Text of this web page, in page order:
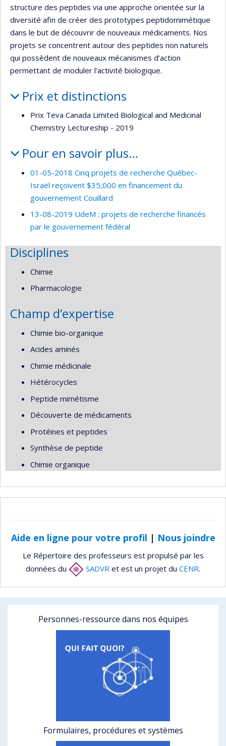
structure des peptides via une approche orientée sur la
diversité afin de créer des prototypes peptidomimétique
dans le but de découvrir de nouveaux médicaments. Nos
projets se concentrent autour des peptides non naturels
qui possèdent de nouveaux mécanismes d’action
permettant de moduler l’activité biologique.
Prix et distinctions
Prix Teva Canada Limited Biological and Medicinal
Chemistry Lectureship - 2019
Pour en savoir plus…
01-05-2018 Cinq projets de recherche Québec-
Israël reçoivent $35,000 en financement du
gouvernement Couillard
13-08-2019 UdeM : projets de recherche financés
par le gouvernement fédéral
Disciplines
Chimie
Pharmacologie
Champ d’expertise
Chimie bio-organique
Acides aminés
Chimie médicinale
Hétérocycles
Peptide mimétisme
Découverte de médicaments
Protéines et peptides
Synthèse de peptide
Chimie organique
Aide en ligne pour votre profil | Nous joindre
Le Répertoire des professeurs est propulsé par les
données du
SADVR et est un projet du CENR.
Personnes-ressource dans nos équipes
Formulaires, procédures et systèmes